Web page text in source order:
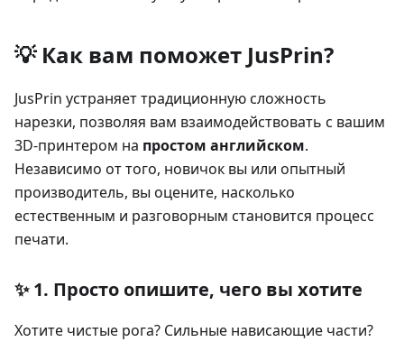
💡 Как вам поможет JusPrin?
JusPrin устраняет традиционную сложность
нарезки, позволяя вам взаимодействовать с вашим
3D-принтером на простом английском.
Независимо от того, новичок вы или опытный
производитель, вы оцените, насколько
естественным и разговорным становится процесс
печати.
✨ 1. Просто опишите, чего вы хотите
Хотите чистые рога? Сильные нависающие части?